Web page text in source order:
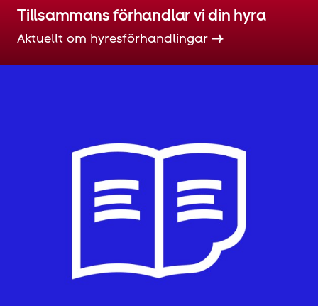
Tillsammans förhandlar vi din hyra
Aktuellt om hyres­förhandlingar